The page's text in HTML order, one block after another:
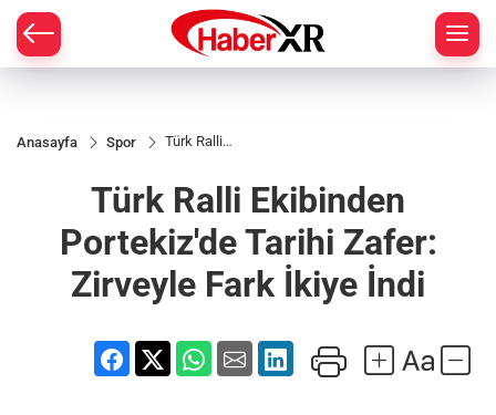
Anasayfa Spor
Türk Ralli
Tarihi
Zafer:
Zirveyle
Fark İkiye
İndi
Türk Ralli Ekibinden
Portekiz'de Tarihi Zafer:
Zirveyle Fark İkiye İndi